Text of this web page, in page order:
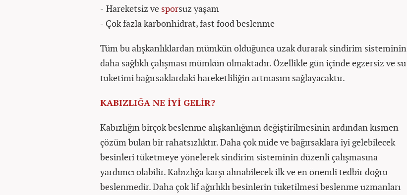
- Hareketsiz ve sporsuz yaşam
- Çok fazla karbonhidrat, fast food beslenme
Tüm bu alışkanlıklardan mümkün olduğunca uzak durarak sindirim sisteminin
daha sağlıklı çalışması mümkün olmaktadır. Özellikle gün içinde egzersiz ve su
tüketimi bağırsaklardaki hareketliliğin artmasını sağlayacaktır.
KABIZLIĞA NE İYİ GELİR?
Kabızlığın birçok beslenme alışkanlığının değiştirilmesinin ardından kısmen
çözüm bulan bir rahatsızlıktır. Daha çok mide ve bağırsaklara iyi gelebilecek
besinleri tüketmeye yönelerek sindirim sisteminin düzenli çalışmasına
yardımcı olabilir. Kabızlığa karşı alınabilecek ilk ve en önemli tedbir doğru
beslenmedir. Daha çok lif ağırlıklı besinlerin tüketilmesi beslenme uzmanları